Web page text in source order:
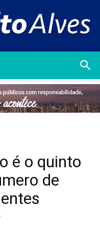
é o quinto
de